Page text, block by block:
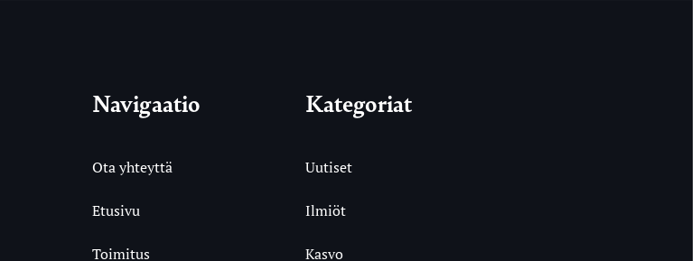
Navigaatio
Ota yhteyttä
Etusivu
Toimitus
Kategoriat
Uutiset
Ilmiöt
Kasvo